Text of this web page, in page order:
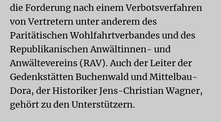
die Forderung nach einem Verbotsverfahren
von Vertretern unter anderem des
Paritätischen Wohlfahrtverbandes und des
Republikanischen Anwältinnen- und
Anwältevereins (RAV). Auch der Leiter der
Gedenkstätten Buchenwald und Mittelbau-
Dora, der Historiker Jens-Christian Wagner,
gehört zu den Unterstützern.